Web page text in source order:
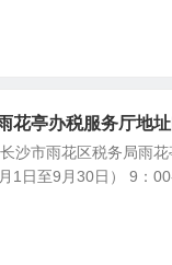
花亭办税服务厅地
沙市雨花区税务局雨
1日至9月30日） 9：